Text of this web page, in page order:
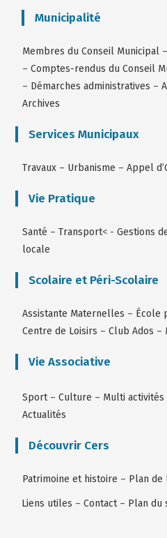
Municipalité
Membres du Conseil Municipal –
–Comptes-rendus du Conseil
– Démarches administratives –
Archives
Services Municipaux
Travaux – Urbanisme –Appel
Vie Pratique
Santé –Transport< -Gestions
locale
Scolaire et Péri-Scolaire
Assistante Maternelles – École
Centre de Loisirs –Club Ados –
Vie Associative
Sport –Culture – Multi activités
Actualités
Découvrir Cers
Patrimoine et histoire – Plan de
Liens utiles –Contact– Plan du